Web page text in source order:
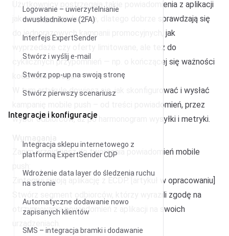
Logowanie – uwierzytelnianie
dwuskładnikowe (2FA)
Interfejs ExpertSender
Stwórz i wyślij e-mail
Stwórz pop-up na swoją stronę
Stwórz pierwszy scenariusz
Integracje i konfiguracje
Integracja sklepu internetowego z
platformą ExpertSender CDP
Wdrożenie data layer do śledzenia ruchu
na stronie
Automatyczne dodawanie nowo
zapisanych klientów
SMS – integracja bramki i dodawanie
Użytkownicy postrzegają takie powiadomienia z aplikacji
jako mniej sprzedażowe, dlatego dobrze sprawdzają się
do jednorazowych kampanii promocyjnych, jak
wyprzedaże czy oferty limitowane, ale też do
cyklicznych przypomnień — np. o kończącej się ważności
kodu rabatowego.
W tym artykule dowiesz się, jak skonfigurować i wysłać
kampanię mobile push – od treści powiadomień, przez
wybór odbiorców, aż po harmonogram wysyłki i metryki.
Zanim przejdziesz do tworzenia powiadomień mobile
Zintegruj swoją aplikację z ECDP. [artykuł w opracowaniu]
Stwórz segment odbiorców, którzy wyrazili zgodę na
otrzymywanie powiadomień z aplikacji na swoich